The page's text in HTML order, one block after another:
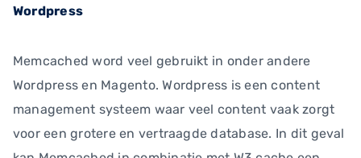
Wordpress
Memcached word veel gebruikt in onder andere
Wordpress en Magento. Wordpress is een content
management systeem waar veel content vaak zorgt
voor een grotere en vertraagde database. In dit geval